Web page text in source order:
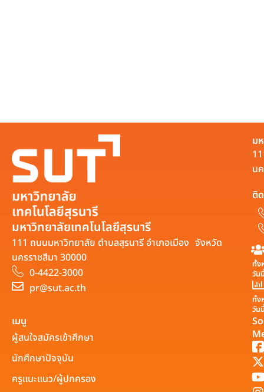
มหาวิทยาลัยเทคโนโลยีสุรนารี
111 ถนนมหาวิทยาลัย ตำบลสุรนารี อำเภอเมือง จังหวัด
นครราชสีมา 30000
0-4422-3000
pr@sut.ac.th
ม
น
ติ
ทั้ง
วัน
ทั้ง
วัน
เมนู
ผู้สนใจสมัครเข้าศึกษา
นักศึกษาปัจจุบัน
ครูแนะแนว/ผู้ปกครอง